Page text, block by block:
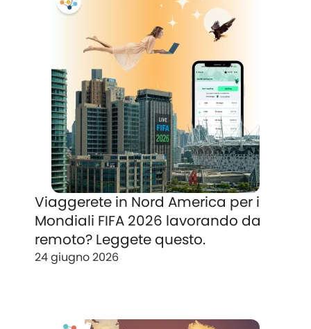
Viaggerete in Nord America per i
Mondiali FIFA 2026 lavorando da
remoto? Leggete questo.
24 giugno 2026